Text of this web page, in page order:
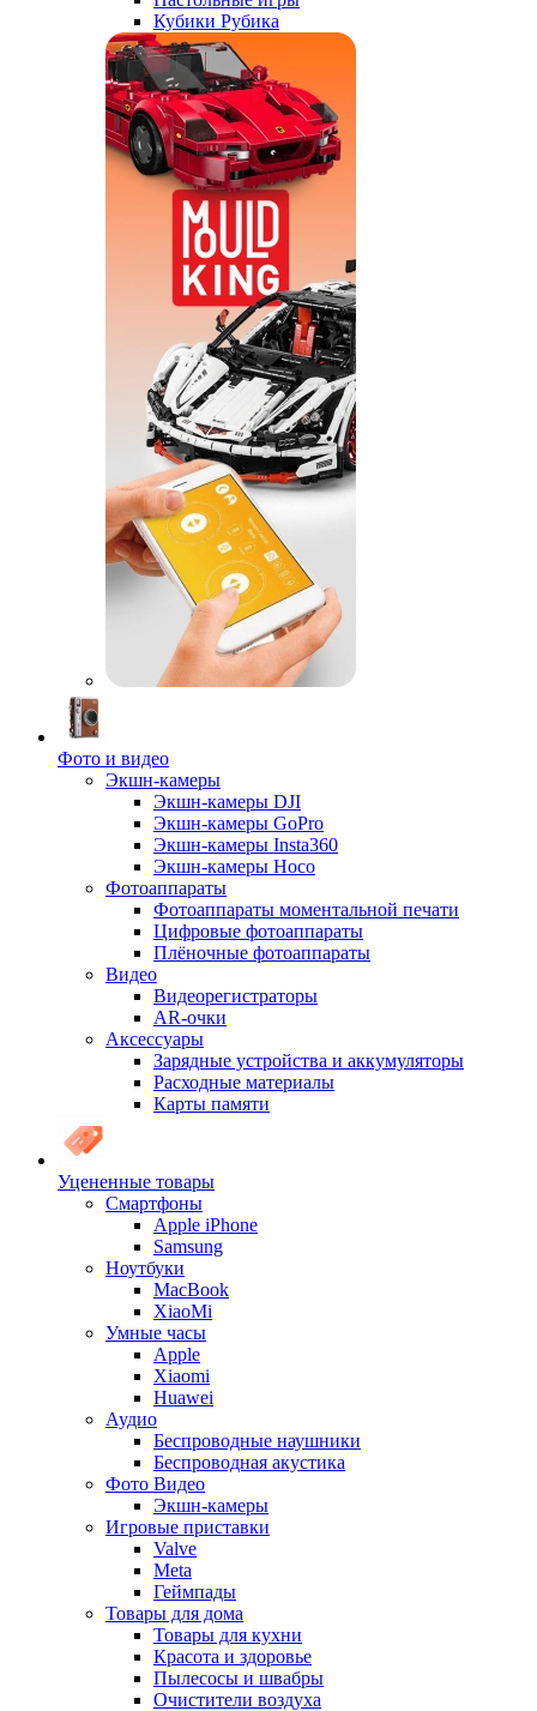
Кубики Рубика
Фото и видео
Экшн-камеры
Экшн-камеры DJI
Экшн-камеры GoPro
Экшн-камеры Insta360
Экшн-камеры Hoco
Фотоаппараты
Фотоаппараты моментальной печати
Цифровые фотоаппараты
Плёночные фотоаппараты
Видео
Видеорегистраторы
AR-очки
Аксессуары
Зарядные устройства и аккумуляторы
Расходные материалы
Карты памяти
Уцененные товары
Cмартфоны
Apple iPhone
Samsung
Ноутбуки
MacBook
XiaoMi
Умные часы
Apple
Xiaomi
Huawei
Аудио
Беспроводные наушники
Беспроводная акустика
Фото Видео
Экшн-камеры
Игровые приставки
Valve
Meta
Геймпады
Товары для дома
Товары для кухни
Красота и здоровье
Пылесосы и швабры
Очистители воздуха